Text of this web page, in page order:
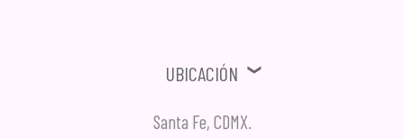
Ubicación
Santa Fe, CDMX.